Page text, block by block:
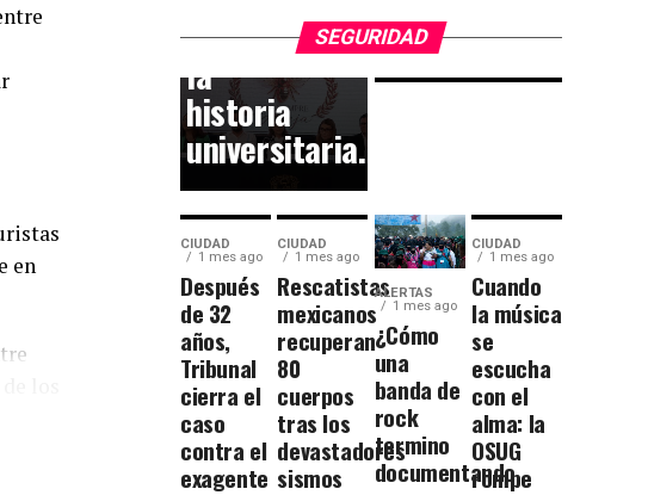
en
SEGURIDAD
huella en
la
historia
universitaria.
Momias.
CIUDAD
1 mes ago
Después
de 32
años,
Tribunal
cierra el
caso
contra el
exagente
CIUDAD
1 mes ago
Rescatistas
mexicanos
recuperan
80
cuerpos
tras los
devastadores
sismos
ALERTAS
1 mes ago
¿Cómo
una
banda de
rock
termino
documentando
CIUDAD
1 mes ago
Cuando
la música
se
escucha
con el
alma: la
OSUG
rompe